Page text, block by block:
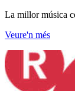
La millor música
Veure'n més